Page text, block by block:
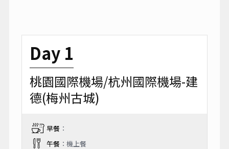
Day 1
桃園國際機場/杭州國際機場-建
德(梅州古城)
早餐：
午餐：機上餐